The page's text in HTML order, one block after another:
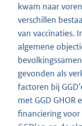
kwam naar
verschillen
van vaccinaties.
algemene
gevonden als
factoren bij
met GGD GHOR
financiering